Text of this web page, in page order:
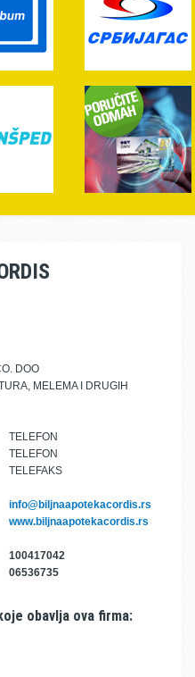
DOO
MELEMA I DRUGIH
TELEFON
TELEFON
TELEFAKS
info@biljnaapotekacordis.rs
www.biljnaapotekacordis.rs
100417042
06536735
obavlja ova firma: